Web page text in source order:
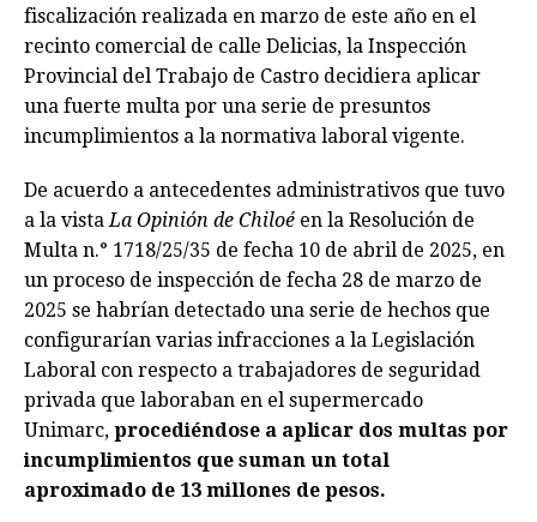
fiscalización realizada en marzo de este año en el
recinto comercial de calle Delicias, la Inspección
Provincial del Trabajo de Castro decidiera aplicar
una fuerte multa por una serie de presuntos
incumplimientos a la normativa laboral vigente.
De acuerdo a antecedentes administrativos que tuvo
a la vistaLa Opinión de Chiloé en la Resolución de
Multa n.° 1718/25/35 de fecha 10 de abril de 2025, en
un proceso de inspección de fecha 28 de marzo de
2025 se habrían detectado una serie de hechos que
configurarían varias infracciones a la Legislación
Laboral con respecto a trabajadores de seguridad
privada que laboraban en el supermercado
Unimarc, procediéndose a aplicar dos multas por
incumplimientos que suman un total
aproximado de 13 millones de pesos.